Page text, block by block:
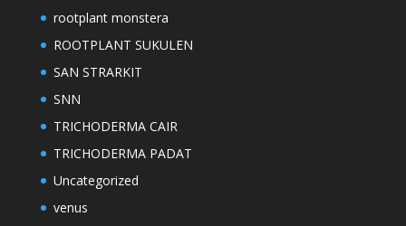
rootplant monstera
ROOTPLANT SUKULEN
SAN STRARKIT
SNN
TRICHODERMA CAIR
TRICHODERMA PADAT
Uncategorized
venus